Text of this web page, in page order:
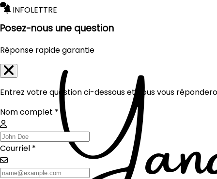
INFOLETTRE
Posez-nous une question
Réponse rapide garantie
Entrez votre question ci-dessous et nous vous
Nom complet *
Courriel *